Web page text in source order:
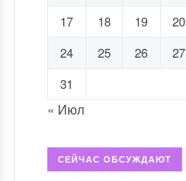
17
18 19 20
24
25 26 27
31
« Июл
СЕЙЧАС ОБСУЖДАЮТ